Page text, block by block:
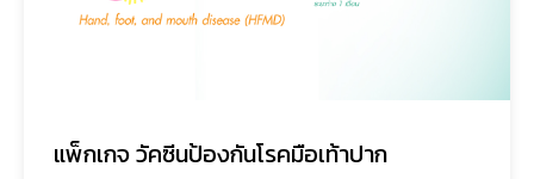
แพ็กเกจ วัคซีนป้องกันโรคมือเท้าปาก